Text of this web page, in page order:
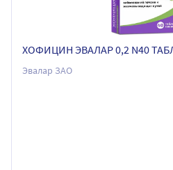
ХОФИЦИН ЭВАЛАР 0,2 N40
Эвалар ЗАО